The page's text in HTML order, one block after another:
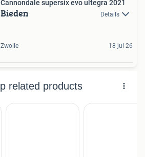
Cannondale supersix evo ultegra 2021
Bieden Details
Zwolle 18 jul 26